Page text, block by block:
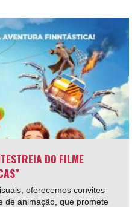
DO FILME
oferecemos convites
de animação, que promete